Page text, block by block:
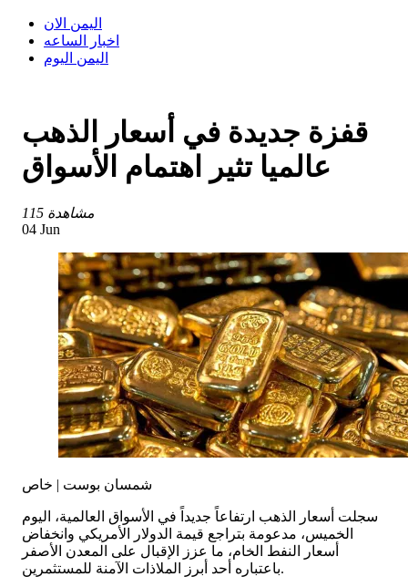
اليمن الان
اخبار الساعه
اليمن اليوم
قفزة جديدة في أسعار الذهب
عالميا تثير اهتمام الأسواق
115 مشاهدة
04 Jun
شمسان بوست | خاص
سجلت أسعار الذهب ارتفاعاً جديداً في الأسواق العالمية، اليوم
الخميس، مدعومة بتراجع قيمة الدولار الأمريكي وانخفاض
أسعار النفط الخام، ما عزز الإقبال على المعدن الأصفر
باعتباره أحد أبرز الملاذات الآمنة للمستثمرين.